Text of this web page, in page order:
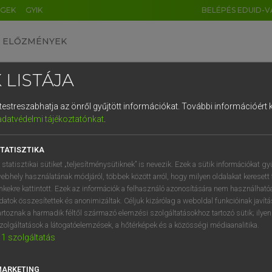
GYIK BELÉPÉS EDUID-
ELŐZMÉNYEK
szótár
VAN ELŐFIZETÉSED?
megtekintéséhez.
LISTÁJA
az önről gyűjtött információkat. További információért
tájékoztatónkat.
statisztikai sütiket „teljesítménysütiknek” is nevezik. Ezek a sütik információkat
használatának módjáról, többek között arról, hogy milyen oldalakat keresett
kattintott. Ezek az információk a felhasználó azonosítására nem
összesítettek és anonimizáltak. Céljuk kizárólag a weboldal funkcióinak
a harmadik féltől származó elemzési szolgáltatásokhoz tartozó sütik;
a látogatóelemzések, a hőtérképek és a közösségi médiaanalitika.
1 szolgáltatás
DE CN FR ES IT NL
1 2 3 4 5 6 7 8 9
q w e r t z u i
a s d f g h j k l é
í y x c v b n m , .